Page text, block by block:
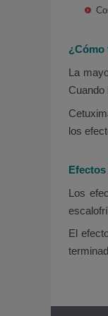
¿Cómo
La
los
Los
El